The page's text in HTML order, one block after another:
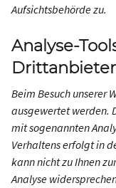
Aufsichtsbehörde zu.
Analyse-
Beim Besuch unserer
ausgewertet werden.
mit sogenannten
Verhaltens erfolgt in
kann nicht zu Ihnen
Analyse